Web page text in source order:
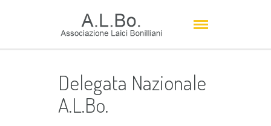
Delegata Nazionale
A.L.Bo.